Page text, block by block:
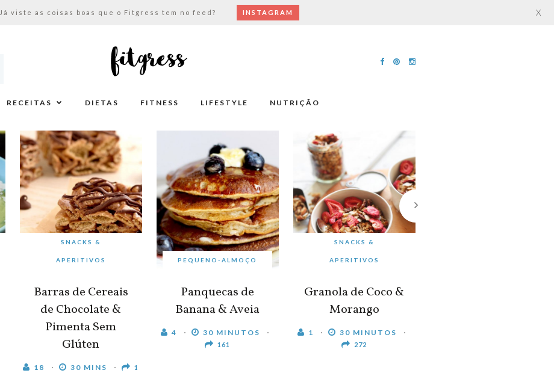
RECEITAS DIETAS FITNESS LIFESTYLE NUTRIÇÃO
SNACKS &
APERITIVOS
Barras de Cereais
de Chocolate &
Pimenta Sem
Glúten
18 30 MINS 1
PEQUENO-ALMOÇO
Panquecas de
Banana & Aveia
4 30 MINUTOS
161
SNACKS &
APERITIVOS
Granola de Coco &
Morango
1 30 MINUTOS
272
Já viste as coisas boas que o Fitgress tem no feed? INSTAGRAM X